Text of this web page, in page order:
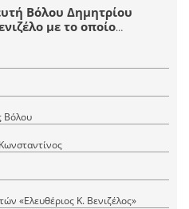
Βόλου Δημητρίου
με το οποίο
της Θεσσαλίας για την
θέση του θεσσαλού Κ.
Βόλου
«Ελευθέριος Κ. Βενιζέλος»